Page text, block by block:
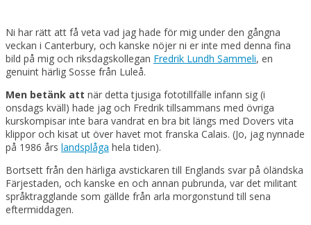
Ni har rätt att få veta vad jag hade för mig under den gångna
veckan i Canterbury, och kanske nöjer ni er inte med denna fina
bild på mig och riksdagskollegan Fredrik Lundh Sammeli, en
genuint härlig Sosse från Luleå.
Men betänk att när detta tjusiga fototillfälle infann sig (i
onsdags kväll) hade jag och Fredrik tillsammans med övriga
kurskompisar inte bara vandrat en bra bit längs med Dovers vita
klippor och kisat ut över havet mot franska Calais. (Jo, jag nynnade
på 1986 års landsplåga hela tiden).
Bortsett från den härliga avstickaren till Englands svar på öländska
Färjestaden, och kanske en och annan pubrunda, var det militant
språktragglande som gällde från arla morgonstund till sena
eftermiddagen.